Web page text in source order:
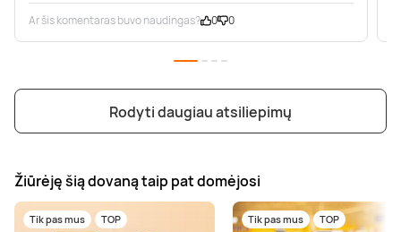
Ar šis komentaras buvo naudingas? 0 0
Rodyti daugiau atsiliepimų
Žiūrėję šią dovaną taip pat domėjosi
Tik pas mus TOP Tik pas mus TOP